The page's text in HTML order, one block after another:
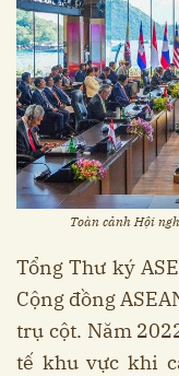
Toàn cảnh Hội
Tổng Thư ký
Cộng đồng
trụ cột. Năm
tế khu vực khi